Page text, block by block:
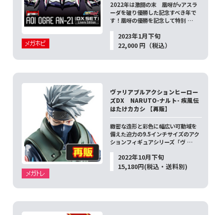
2022年は激闘の末 凰呀がνアスラ
ーダを破り優勝した記念すべき年で
す！凰呀の優勝を記念して特別 …
2023年1月下旬
22,000 円（税込）
ヴァリアブルアクションヒーロー
ズDX NARUTO-ナルト- 疾風伝
はたけカカシ 【再販】
緻密な造形と彩色に幅広い可動域を
備えた迫力の9.5インチサイズのアク
ションフィギュアシリーズ「ヴ …
2022年10月下旬
15,180円(税込・送料別)